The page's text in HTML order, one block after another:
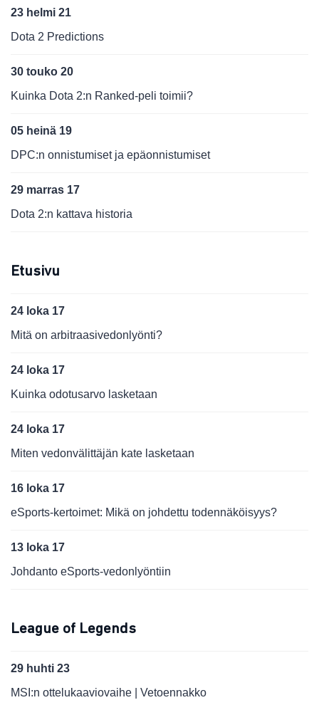
23 helmi 21
Dota 2 Predictions
30 touko 20
Kuinka Dota 2:n Ranked-peli toimii?
05 heinä 19
DPC:n onnistumiset ja epäonnistumiset
29 marras 17
Dota 2:n kattava historia
Etusivu
24 loka 17
Mitä on arbitraasivedonlyönti?
24 loka 17
Kuinka odotusarvo lasketaan
24 loka 17
Miten vedonvälittäjän kate lasketaan
16 loka 17
eSports-kertoimet: Mikä on johdettu todennäköisyys?
13 loka 17
Johdanto eSports-vedonlyöntiin
League of Legends
29 huhti 23
MSI:n ottelukaaviovaihe | Vetoennakko